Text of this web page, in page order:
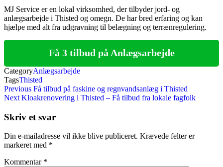
MJ Service er en lokal virksomhed, der tilbyder jord- og
anlægsarbejde i Thisted og omegn. De har bred erfaring og kan
hjælpe med alt fra udgravning til belægning og terrænregulering.
Få 3 tilbud på Anlægsarbejde
CategoryAnlægsarbejde
TagsThisted
Indlægsnavigation
Previous
Post
Previous Få tilbud på faskine og regnvandsanlæg i Thisted
Next
Next Kloakrenovering i Thisted – Få tilbud fra lokale fagfolk
Skriv et svar
Din e-mailadresse vil ikke blive publiceret. Krævede felter er
markeret med *
Kommentar *